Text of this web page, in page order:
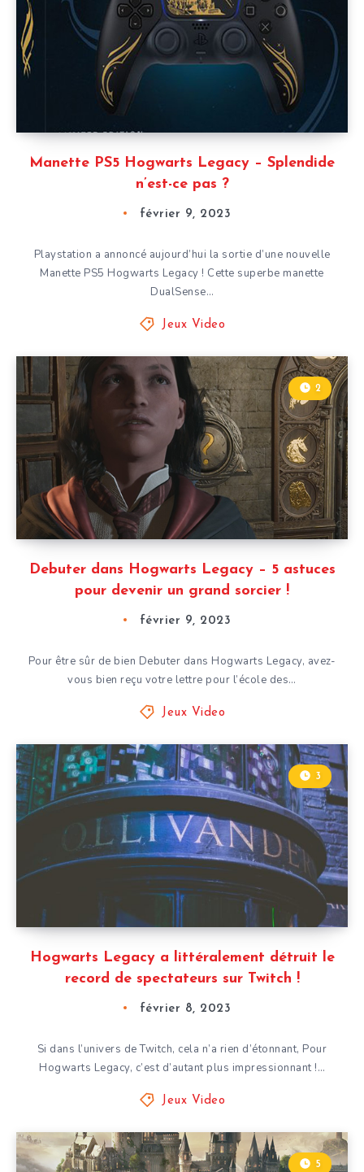
Manette PS5 Hogwarts Legacy – Splendide
n’est-ce pas ?
février 9, 2023
Playstation a annoncé aujourd’hui la sortie d’une nouvelle
Manette PS5 Hogwarts Legacy ! Cette superbe manette
DualSense…
Jeux Video
Debuter dans Hogwarts Legacy – 5 astuces
pour devenir un grand sorcier !
2
février 9, 2023
Pour être sûr de bien Debuter dans Hogwarts Legacy, avez-
vous bien reçu votre lettre pour l’école des…
Jeux Video
Hogwarts Legacy a littéralement détruit le
record de spectateurs sur Twitch !
3
février 8, 2023
Si dans l’univers de Twitch, cela n’a rien d’étonnant, Pour
Hogwarts Legacy, c’est d’autant plus impressionnant !…
Jeux Video
5